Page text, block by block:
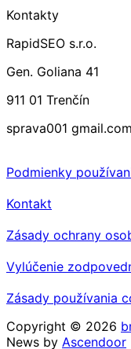
Kontakty
RapidSEO s.r.o.
Gen. Goliana 41
911 01 Trenčín
sprava001
Podmienky
Kontakt
Zásady ochrany
Vylúčenie
Zásady používania
Copyright © 2026
News by Ascendoor